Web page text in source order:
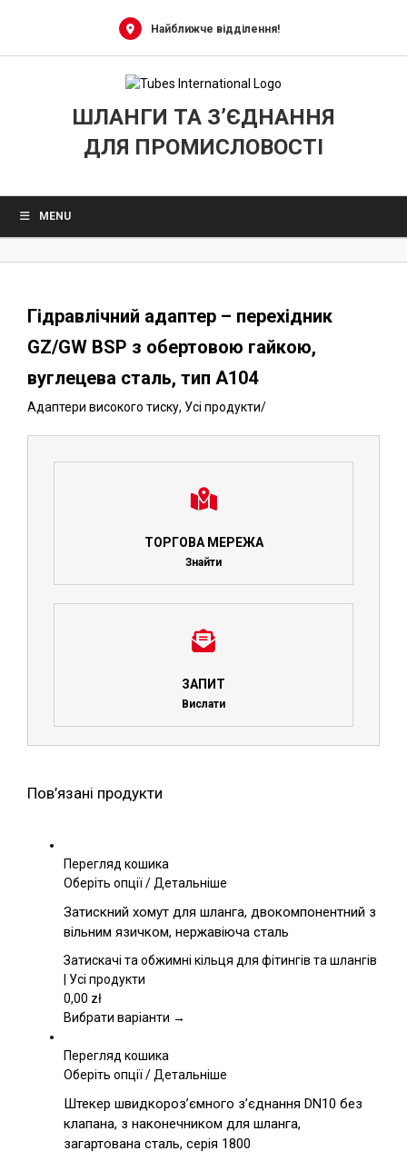
Найближче відділення!
ШЛАНГИ ТА З’ЄДНАННЯ
ДЛЯ ПРОМИСЛОВОСТІ
MENU
Гідравлічний адаптер – перехідник
GZ/GW BSP з обертовою гайкою,
вуглецева сталь, тип A104
Адаптери високого тиску, Усі продукти/
ТОРГОВА МЕРЕЖА
Знайти
ЗАПИТ
Вислати
Пов’язані продукти
Перегляд кошика
Оберіть опціїЦей
має
кілька
варіантів.
Параметри
вибрати
сторінці
товару
/Детальніше
Затискний хомут для шланга, двокомпонентний з
вільним язичком, нержавіюча сталь
Затискачі та обжимні кільця для фітингів та шлангів
| Усі продукти
0,00 zł
Вибрати варіанти →
Перегляд кошика
Оберіть опціїЦей
має
кілька
варіантів.
/Детальніше
Штекер швидкороз’ємного з’єднання DN10 без
клапана, з наконечником для шланга,
загартована сталь, серія 1800